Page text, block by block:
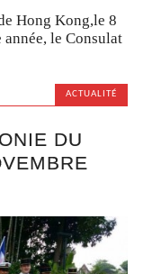
Hong Kong,le 8
année, le Consulat
ACTUALITÉ
DU